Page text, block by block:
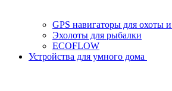
GPS навигаторы для охоты
Эхолоты для рыбалки
ECOFLOW
Устройства для умного дома